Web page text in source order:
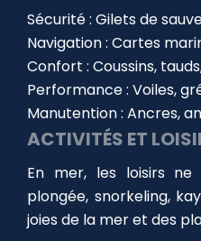
Sécurité : Gilets de
Navigation : Cartes
Confort : Coussins,
Performance : Voiles,
Manutention : Ancres,
ACTIVITÉS ET
En mer, les loisirs ne
plongée, snorkeling,
joies de la mer et des